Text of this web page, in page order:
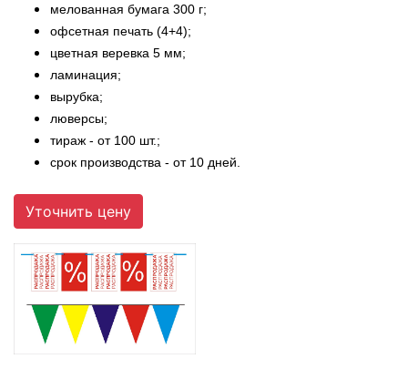
мелованная бумага 300 г;
офсетная печать (4+4);
цветная веревка 5 мм;
ламинация;
вырубка;
люверсы;
тираж - от 100 шт.;
срок производства - от 10 дней.
Уточнить цену